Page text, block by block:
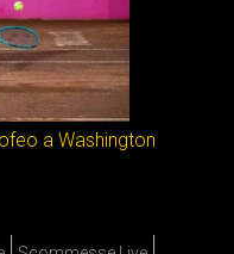
a Washington